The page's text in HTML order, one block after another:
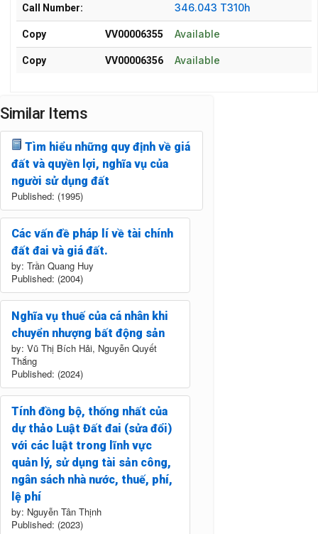
Call Number: 346.043 T310h
Copy VV00006355 Available
Copy VV00006356 Available
Similar Items
Tìm hiểu những quy định về giá
đất và quyền lợi, nghĩa vụ của
người sử dụng đất
Published: (1995)
Các vấn đề pháp lí về tài chính
đất đai và giá đất.
by: Trần Quang Huy
Published: (2004)
Nghĩa vụ thuế của cá nhân khi
chuyển nhượng bất động sản
by: Vũ Thị Bích Hải, Nguyễn Quyết
Thắng
Published: (2024)
Tính đồng bộ, thống nhất của
dự thảo Luật Đất đai (sửa đổi)
với các luật trong lĩnh vực
quản lý, sử dụng tài sản công,
ngân sách nhà nước, thuế, phí,
lệ phí
by: Nguyễn Tân Thịnh
Published: (2023)